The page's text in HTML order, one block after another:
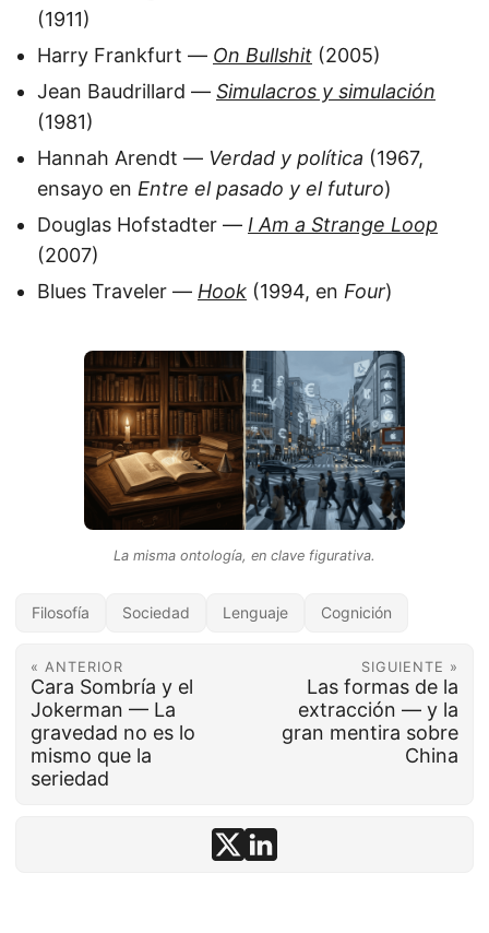
(1911)
Harry Frankfurt — On Bullshit (2005)
Jean Baudrillard — Simulacros y simulación
(1981)
Hannah Arendt — Verdad y política (1967,
ensayo en Entre el pasado y el futuro)
Douglas Hofstadter — I Am a Strange Loop
(2007)
Blues Traveler — Hook (1994, en Four)
La misma ontología, en clave figurativa.
Filosofía Sociedad Lenguaje Cognición
« ANTERIOR
Cara Sombría y el
Jokerman — La
gravedad no es lo
mismo que la
seriedad
SIGUIENTE »
Las formas de la
extracción — y la
gran mentira sobre
China